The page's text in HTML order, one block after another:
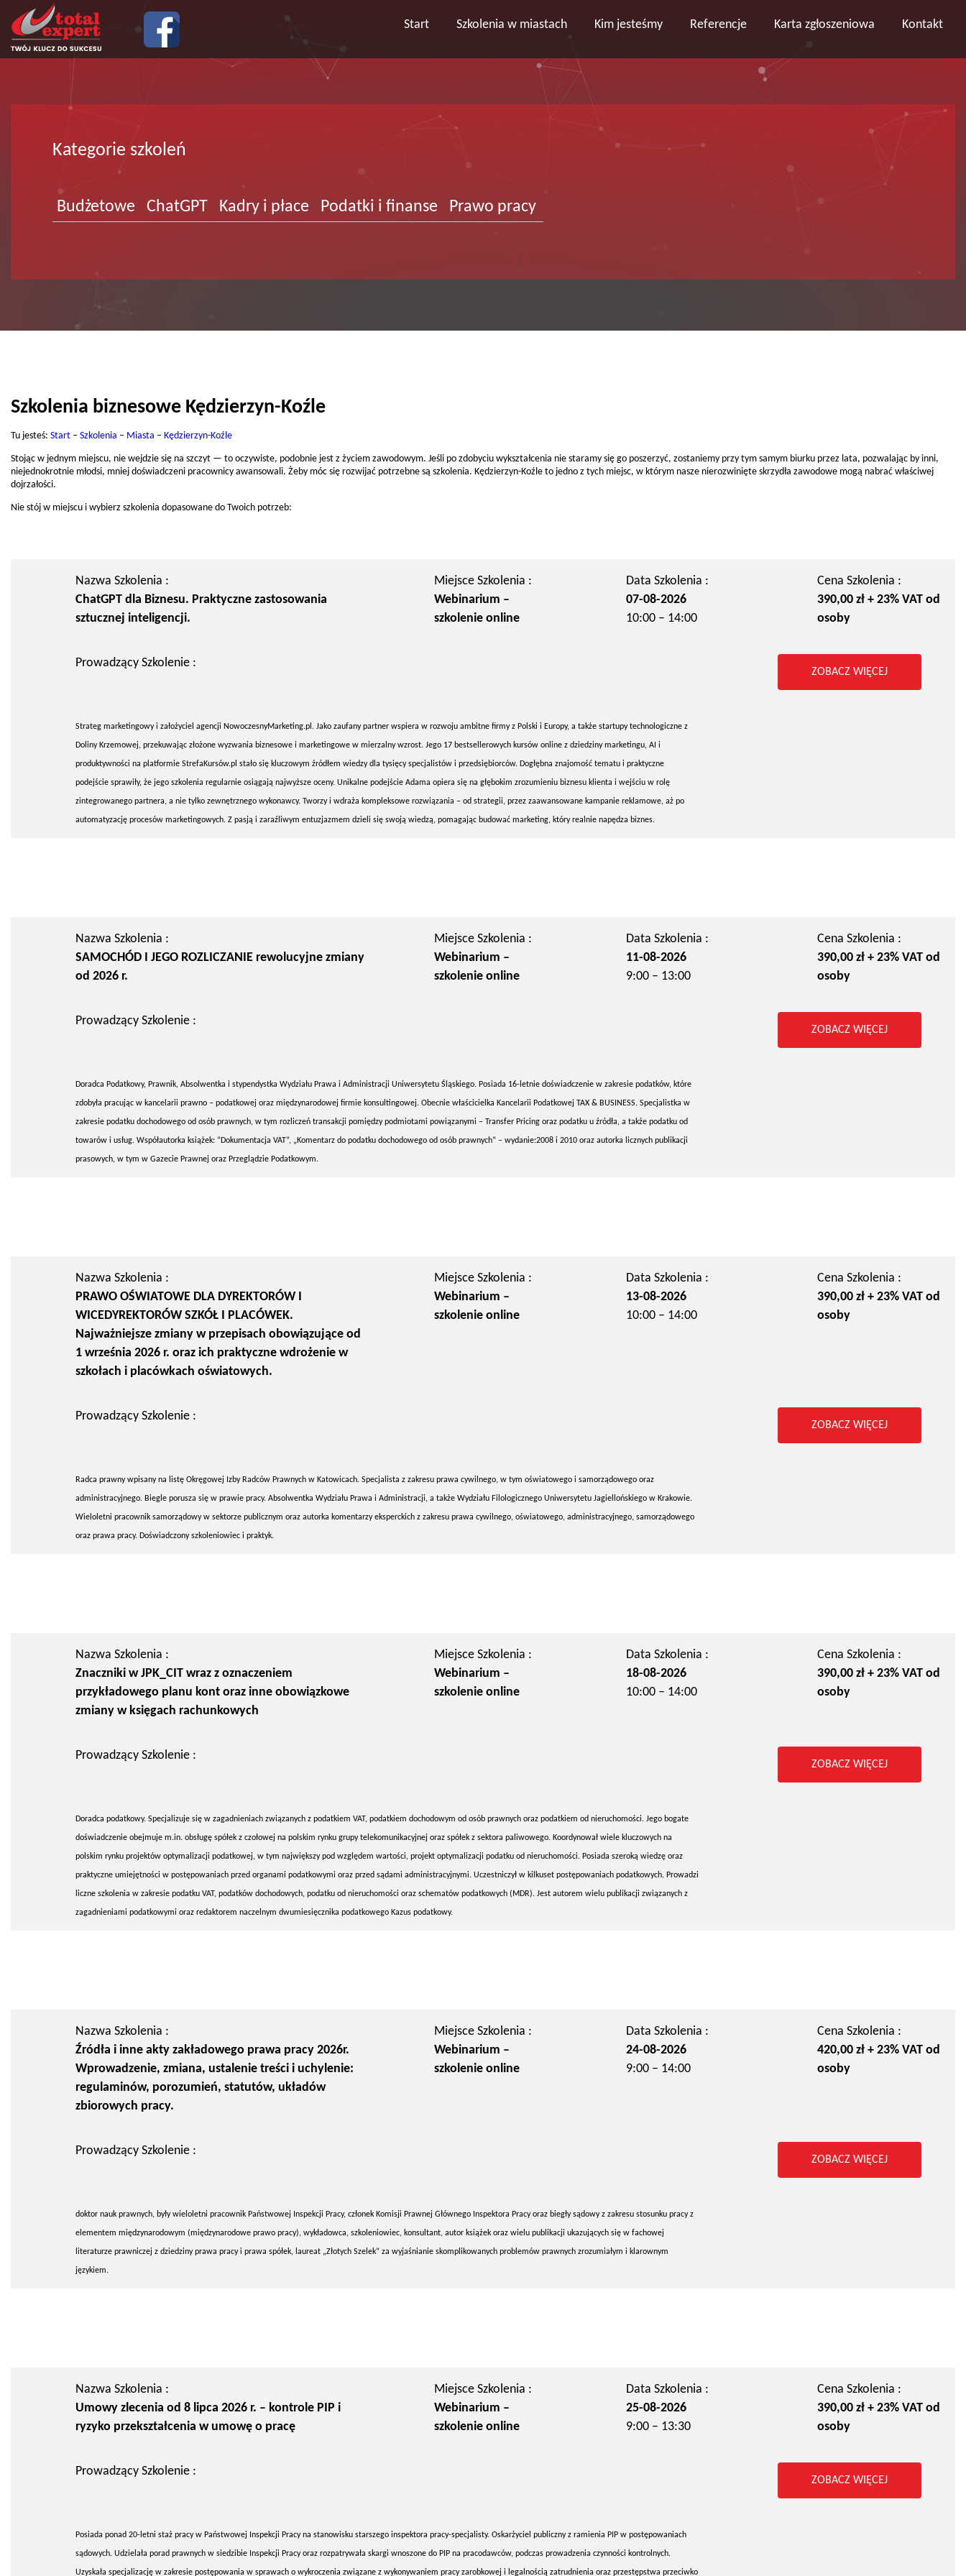
Start Szkolenia w miastach Kim jesteśmy Referencje Karta zgłoszeniowa Kontakt
Kategorie szkoleń
Budżetowe ChatGPT Kadry i płace Podatki i finanse Prawo pracy
Szkolenia biznesowe Kędzierzyn-Koźle
Tu jesteś: Start – Szkolenia – Miasta – Kędzierzyn-Koźle
Stojąc w jednym miejscu, nie wejdzie się na szczyt — to oczywiste, podobnie jest z życiem zawodowym. Jeśli po zdobyciu wykształcenia nie staramy się go poszerzyć, zostaniemy przy tym samym biurku przez lata, pozwalając by inni,
niejednokrotnie młodsi, mniej doświadczeni pracownicy awansowali. Żeby móc się rozwijać potrzebne są szkolenia. Kędzierzyn-Koźle to jedno z tych miejsc, w którym nasze nierozwinięte skrzydła zawodowe mogą nabrać właściwej
dojrzałości.
Nie stój w miejscu i wybierz szkolenia dopasowane do Twoich potrzeb:
Nazwa Szkolenia :
ChatGPT dla Biznesu. Praktyczne zastosowania
sztucznej inteligencji.
Miejsce Szkolenia :
Webinarium –
szkolenie online
Data Szkolenia :
07-08-2026
10:00 – 14:00
Cena Szkolenia :
390,00 zł + 23% VAT od
osoby
Prowadzący Szkolenie :
Strateg marketingowy i założyciel agencji NowoczesnyMarketing.pl. Jako zaufany partner wspiera w rozwoju ambitne firmy z Polski i Europy, a także startupy technologiczne z
Doliny Krzemowej, przekuwając złożone wyzwania biznesowe i marketingowe w mierzalny wzrost. Jego 17 bestsellerowych kursów online z dziedziny marketingu, AI i
produktywności na platformie StrefaKursów.pl stało się kluczowym źródłem wiedzy dla tysięcy specjalistów i przedsiębiorców. Dogłębna znajomość tematu i praktyczne
podejście sprawiły, że jego szkolenia regularnie osiągają najwyższe oceny. Unikalne podejście Adama opiera się na głębokim zrozumieniu biznesu klienta i wejściu w rolę
zintegrowanego partnera, a nie tylko zewnętrznego wykonawcy. Tworzy i wdraża kompleksowe rozwiązania – od strategii, przez zaawansowane kampanie reklamowe, aż po
automatyzację procesów marketingowych. Z pasją i zaraźliwym entuzjazmem dzieli się swoją wiedzą, pomagając budować marketing, który realnie napędza biznes.
ZOBACZ WIĘCEJ
Nazwa Szkolenia :
SAMOCHÓD I JEGO ROZLICZANIE rewolucyjne zmiany
od 2026 r.
Miejsce Szkolenia :
Webinarium –
szkolenie online
Data Szkolenia :
11-08-2026
9:00 – 13:00
Cena Szkolenia :
390,00 zł + 23% VAT od
osoby
Prowadzący Szkolenie :
Doradca Podatkowy, Prawnik, Absolwentka i stypendystka Wydziału Prawa i Administracji Uniwersytetu Śląskiego. Posiada 16-letnie doświadczenie w zakresie podatków, które
zdobyła pracując w kancelarii prawno – podatkowej oraz międzynarodowej firmie konsultingowej. Obecnie właścicielka Kancelarii Podatkowej TAX & BUSINESS. Specjalistka w
zakresie podatku dochodowego od osób prawnych, w tym rozliczeń transakcji pomiędzy podmiotami powiązanymi – Transfer Pricing oraz podatku u źródła, a także podatku od
towarów i usług. Współautorka książek: “Dokumentacja VAT”, „Komentarz do podatku dochodowego od osób prawnych” – wydanie:2008 i 2010 oraz autorka licznych publikacji
prasowych, w tym w Gazecie Prawnej oraz Przeglądzie Podatkowym.
ZOBACZ WIĘCEJ
Nazwa Szkolenia :
PRAWO OŚWIATOWE DLA DYREKTORÓW I
WICEDYREKTORÓW SZKÓŁ I PLACÓWEK.
Najważniejsze zmiany w przepisach obowiązujące od
1 września 2026 r. oraz ich praktyczne wdrożenie w
szkołach i placówkach oświatowych.
Miejsce Szkolenia :
Webinarium –
szkolenie online
Data Szkolenia :
13-08-2026
10:00 – 14:00
Cena Szkolenia :
390,00 zł + 23% VAT od
osoby
Prowadzący Szkolenie :
Radca prawny wpisany na listę Okręgowej Izby Radców Prawnych w Katowicach. Specjalista z zakresu prawa cywilnego, w tym oświatowego i samorządowego oraz
administracyjnego. Biegle porusza się w prawie pracy. Absolwentka Wydziału Prawa i Administracji, a także Wydziału Filologicznego Uniwersytetu Jagiellońskiego w Krakowie.
Wieloletni pracownik samorządowy w sektorze publicznym oraz autorka komentarzy eksperckich z zakresu prawa cywilnego, oświatowego, administracyjnego, samorządowego
oraz prawa pracy. Doświadczony szkoleniowiec i praktyk.
ZOBACZ WIĘCEJ
Nazwa Szkolenia :
Znaczniki w JPK_CIT wraz z oznaczeniem
przykładowego planu kont oraz inne obowiązkowe
zmiany w księgach rachunkowych
Miejsce Szkolenia :
Webinarium –
szkolenie online
Data Szkolenia :
18-08-2026
10:00 – 14:00
Cena Szkolenia :
390,00 zł + 23% VAT od
osoby
Prowadzący Szkolenie :
Doradca podatkowy. Specjalizuje się w zagadnieniach związanych z podatkiem VAT, podatkiem dochodowym od osób prawnych oraz podatkiem od nieruchomości. Jego bogate
doświadczenie obejmuje m.in. obsługę spółek z czołowej na polskim rynku grupy telekomunikacyjnej oraz spółek z sektora paliwowego. Koordynował wiele kluczowych na
polskim rynku projektów optymalizacji podatkowej, w tym największy pod względem wartości, projekt optymalizacji podatku od nieruchomości. Posiada szeroką wiedzę oraz
praktyczne umiejętności w postępowaniach przed organami podatkowymi oraz przed sądami administracyjnymi. Uczestniczył w kilkuset postępowaniach podatkowych. Prowadzi
liczne szkolenia w zakresie podatku VAT, podatków dochodowych, podatku od nieruchomości oraz schematów podatkowych (MDR). Jest autorem wielu publikacji związanych z
zagadnieniami podatkowymi oraz redaktorem naczelnym dwumiesięcznika podatkowego Kazus podatkowy.
ZOBACZ WIĘCEJ
Nazwa Szkolenia :
Źródła i inne akty zakładowego prawa pracy 2026r.
Wprowadzenie, zmiana, ustalenie treści i uchylenie:
regulaminów, porozumień, statutów, układów
zbiorowych pracy.
Miejsce Szkolenia :
Webinarium –
szkolenie online
Data Szkolenia :
24-08-2026
9:00 – 14:00
Cena Szkolenia :
420,00 zł + 23% VAT od
osoby
Prowadzący Szkolenie :
doktor nauk prawnych, były wieloletni pracownik Państwowej Inspekcji Pracy, członek Komisji Prawnej Głównego Inspektora Pracy oraz biegły sądowy z zakresu stosunku pracy z
elementem międzynarodowym (międzynarodowe prawo pracy), wykładowca, szkoleniowiec, konsultant, autor książek oraz wielu publikacji ukazujących się w fachowej
literaturze prawniczej z dziedziny prawa pracy i prawa spółek, laureat „Złotych Szelek” za wyjaśnianie skomplikowanych problemów prawnych zrozumiałym i klarownym
językiem.
ZOBACZ WIĘCEJ
Nazwa Szkolenia :
Umowy zlecenia od 8 lipca 2026 r. – kontrole PIP i
ryzyko przekształcenia w umowę o pracę
Miejsce Szkolenia :
Webinarium –
szkolenie online
Data Szkolenia :
25-08-2026
9:00 – 13:30
Cena Szkolenia :
390,00 zł + 23% VAT od
osoby
Prowadzący Szkolenie :
Posiada ponad 20-letni staż pracy w Państwowej Inspekcji Pracy na stanowisku starszego inspektora pracy-specjalisty. Oskarżyciel publiczny z ramienia PIP w postępowaniach
sądowych. Udzielała porad prawnych w siedzibie Inspekcji Pracy oraz rozpatrywała skargi wnoszone do PIP na pracodawców, podczas prowadzenia czynności kontrolnych.
Uzyskała specjalizację w zakresie postępowania w sprawach o wykroczenia związane z wykonywaniem pracy zarobkowej i legalnością zatrudnienia oraz przestępstwa przeciwko
ZOBACZ WIĘCEJ